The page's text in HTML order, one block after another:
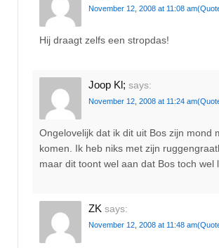
November 12, 2008 at 11:08 am
Hij draagt zelfs een stropdas!
Joop Kl; says:
November 12, 2008 at 11:24 am
Ongelovelijk dat ik dit uit Bos zijn mond
komen. Ik heb niks met zijn
maar dit toont wel aan dat Bos toch wel
ZK says:
November 12, 2008 at 11:48 am